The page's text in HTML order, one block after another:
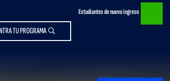
Estudiantes de nuevo ingreso
TU PROGRAMA